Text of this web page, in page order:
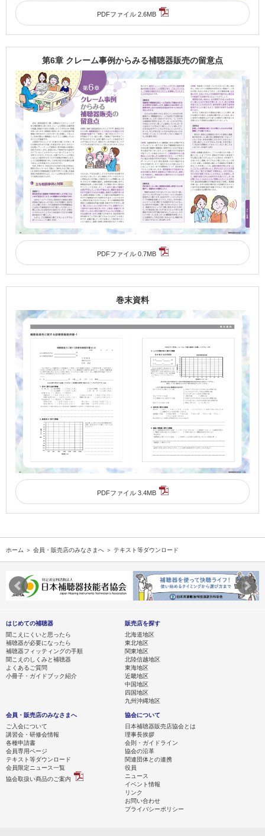
PDFファイル 2.6MB
第6章 クレーム事例からみる補聴器販売の留意点
PDFファイル 0.7MB
巻末資料
PDFファイル 3.4MB
ホーム ＞ 会員・販売店のみなさまへ ＞ テキスト等ダウンロード
はじめての補聴器
聞こえにくいと思ったら
補聴器が必要になったら
補聴器フィッティングの手順
聞こえのしくみと補聴器
よくあるご質問
小冊子・ガイドブック紹介
販売店を探す
北海道地区
東北地区
関東地区
北陸信越地区
東海地区
近畿地区
中国地区
四国地区
九州沖縄地区
会員・販売店のみなさまへ
ご入会について
講習会・研修会情報
各種申請書
会員専用ページ
テキスト等ダウンロード
会員限定ニュース一覧
協会取扱い商品のご案内
協会について
日本補聴器販売店協会とは
理事長挨拶
会則・ガイドライン
協会の沿革
関連団体との連携
役員
ニュース
イベント情報
リンク
お問い合わせ
プライバシーポリシー